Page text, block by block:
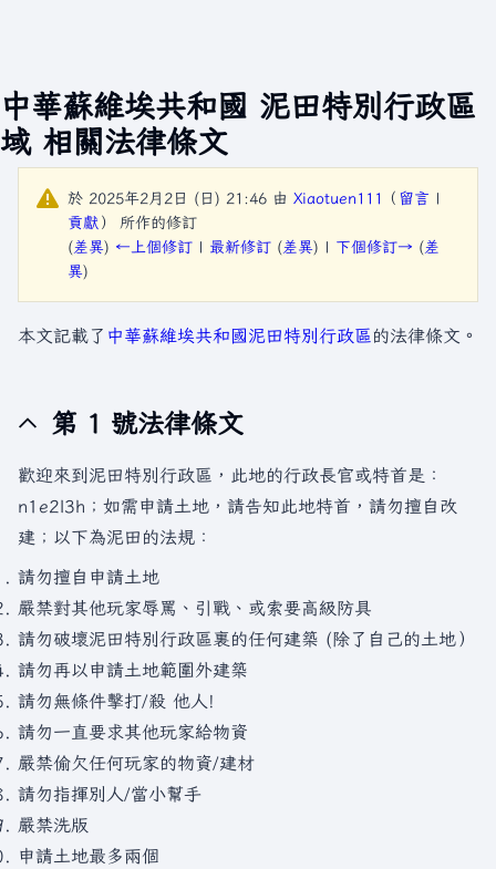
中華蘇維埃共和國 泥田特別行政區
域 相關法律條文
於 2025年2月2日 (日) 21:46 由 Xiaotuen111 （ 留言 |
貢獻 ）
所作的修訂
(差異) ←上個修訂 | 最新修訂 (差異) | 下個修訂→ (差
異)
本文記載了 中華蘇維埃共和國泥田特別行政區 的法律條文。
第 1 號法律條文
歡迎來到泥田特別行政區，此地的行政長官或特首是：
n1e2l3h；如需申請土地，請告知此地特首，請勿擅自改
建；以下為泥田的法規：
請勿擅自申請土地
嚴禁對其他玩家辱罵、引戰、或索要高級防具
請勿破壞泥田特別行政區裏的任何建築 (除了自己的土地）
請勿再以申請土地範圍外建築
請勿無條件擊打/殺 他人!
請勿一直要求其他玩家給物資
嚴禁偷欠任何玩家的物資/建材
請勿指揮別人/當小幫手
嚴禁洗版
申請土地最多兩個